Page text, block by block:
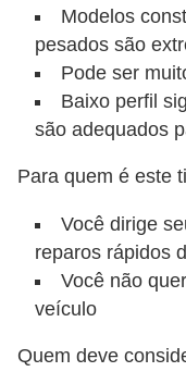
Modelos
pesados ​​são
Pode ser
Baixo perfil
são adequados
Para quem é este
Você dirige
reparos rápidos
Você não
veículo
Quem deve